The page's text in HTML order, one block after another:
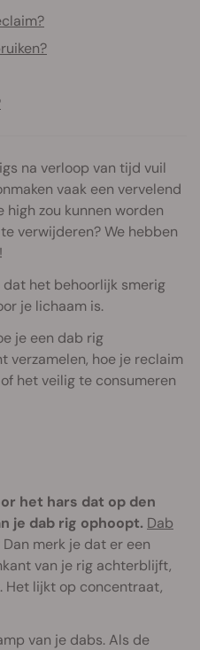
na verloop van tijd vuil
vaak een vervelend
high zou kunnen worden
verwijderen? We hebben
het behoorlijk smerig
je lichaam is.
je een dab rig
verzamelen, hoe je reclaim
het veilig te consumeren
het hars dat op den
je dab rig ophoopt. Dab
Dan merk je dat er een
van je rig achterblijft,
Het lijkt op concentraat,
van je dabs. Als de